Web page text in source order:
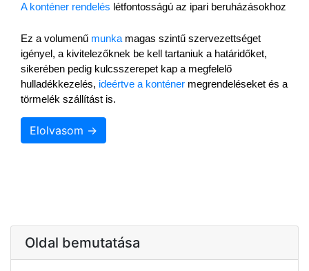
A konténer rendelés létfontosságú az ipari beruházásokhoz
Ez a volumenű munka magas szintű szervezettséget
igényel, a kivitelezőknek be kell tartaniuk a határidőket,
sikerében pedig kulcsszerepet kap a megfelelő
hulladékkezelés, ideértve a konténer megrendeléseket és a
törmelék szállítást is.
Elolvasom →
Oldal bemutatása